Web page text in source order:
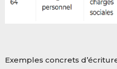
Exemples concrets